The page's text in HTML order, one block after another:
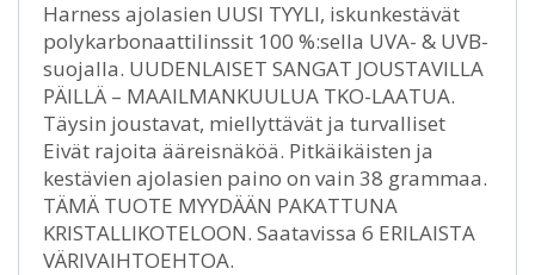
Harness ajolasien UUSI TYYLI, iskunkestävät
polykarbonaattilinssit 100 %:sella UVA- & UVB-
suojalla. UUDENLAISET SANGAT JOUSTAVILLA
PÄILLÄ – MAAILMANKUULUA TKO-LAATUA.
Täysin joustavat, miellyttävät ja turvalliset
Eivät rajoita ääreisnäköä. Pitkäikäisten ja
kestävien ajolasien paino on vain 38 grammaa.
TÄMÄ TUOTE MYYDÄÄN PAKATTUNA
KRISTALLIKOTELOON. Saatavissa 6 ERILAISTA
VÄRIVAIHTOEHTOA.